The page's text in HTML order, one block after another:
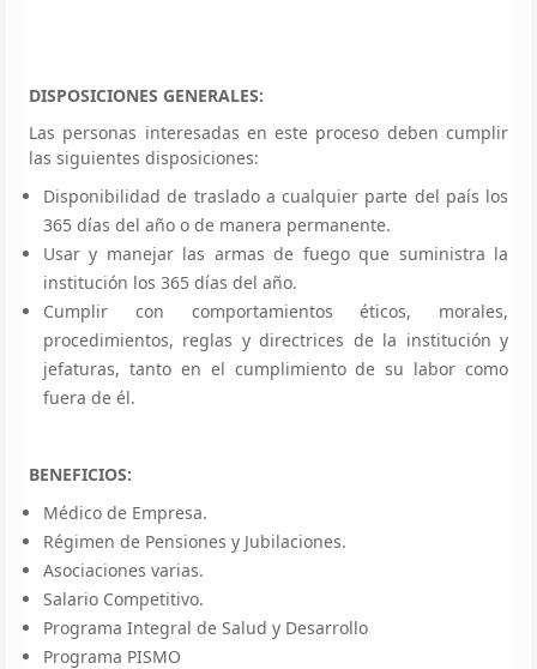
DISPOSICIONES GENERALES:
Las personas interesadas en este proceso deben cumplir
las siguientes disposiciones:
Disponibilidad de traslado a cualquier parte del país los
365 días del año o de manera permanente.
Usar y manejar las armas de fuego que suministra la
institución los 365 días del año.
Cumplir con comportamientos éticos, morales,
procedimientos, reglas y directrices de la institución y
jefaturas, tanto en el cumplimiento de su labor como
fuera de él.
BENEFICIOS:
Médico de Empresa.
Régimen de Pensiones y Jubilaciones.
Asociaciones varias.
Salario Competitivo.
Programa Integral de Salud y Desarrollo
Programa PISMO